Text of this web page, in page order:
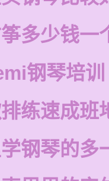
多少钱一
钢琴培训
练速成班
钢琴的多